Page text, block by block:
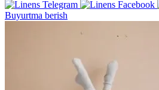
Buyurtma berish